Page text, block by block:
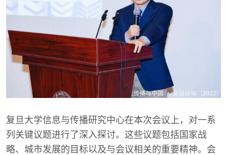
复旦大学信息与传播研究中心在本次会议上，对一系
列关键议题进行了深入探讨。这些议题包括国家战
略、城市发展的目标以及与会议相关的重要精神。会